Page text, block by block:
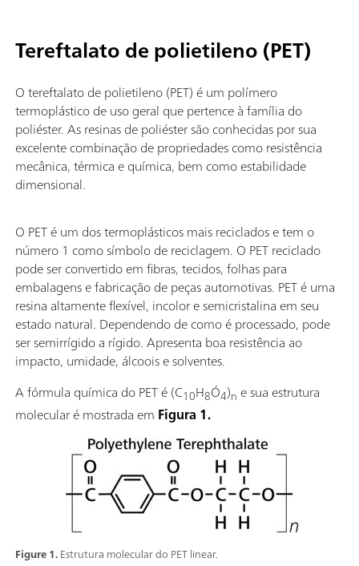
Tereftalato de polietileno (PET)
O tereftalato de polietileno (PET) é um polímero
termoplástico de uso geral que pertence à família do
poliéster. As resinas de poliéster são conhecidas por sua
excelente combinação de propriedades como resistência
mecânica, térmica e química, bem como estabilidade
dimensional.
Figure 1.Estrutura molecular do PET linear.
O PET é um dos termoplásticos mais reciclados e tem o
número 1 como símbolo de reciclagem. O PET reciclado
pode ser convertido em fibras, tecidos, folhas para
embalagens e fabricação de peças automotivas. PET é uma
resina altamente flexível, incolor e semicristalina em seu
estado natural. Dependendo de como é processado, pode
ser semirrígido a rígido. Apresenta boa resistência ao
impacto, umidade, álcoois e solventes.
A fórmula química do PET é (C10H8Ó4)n e sua estrutura
molecular é mostrada em Figura 1.